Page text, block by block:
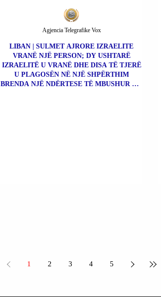
LIBAN | SULMET AJRORE IZRAELITE
VRANË NJË PERSON; DY USHTARË
IZRAELITË U VRANË DHE DISA TË TJERË
U PLAGOSËN NË NJË SHPËRTHIM
BRENDA NJË NDËRTESE TË MBUSHUR ME
Agjencia Telegrafike Vox
1 2 3 4 5